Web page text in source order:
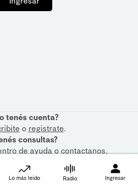
tenés cuenta?
o registrate.
consultas?
de ayudaocontactanos.
Lo más leído Radio Ingresar